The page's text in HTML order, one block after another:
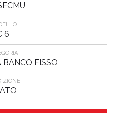
6
BANCO FISSO